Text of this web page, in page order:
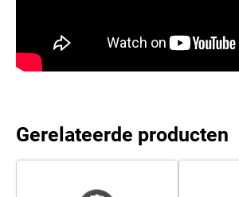
Gerelateerde producten